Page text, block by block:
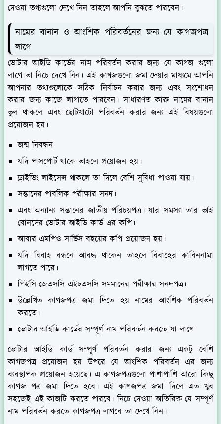
দেওয়া তথ্যগুলো দেখে নিন তাহলে আপনি বুঝতে পারবেন।
নামের বানান ও আংশিক পরিবর্তনের জন্য যে কাগজপত্র
লাগে
ভোটার আইডি কার্ডের নাম পরিবর্তন করার জন্য যে কাগজ গুলো
লাগে তা নিচে দেখে নিন। এই কাগজগুলো জমা দেয়ার মাধ্যমে আপনি
আপনার তথ্যগুলোকে সঠিক নির্বাচন করার জন্য এবং সংশোধন
করার জন্য কাজে লাগাতে পারবেন। সাধারণত কারু নামের বানান
ভুল থাকলে এবং ছোটখাটো পরিবর্তন করার জন্য এই বিষয়গুলো
প্রয়োজন হয়।
জন্ম নিবন্ধন
যদি পাসপোর্ট থাকে তাহলে প্রয়োজন হয়।
ড্রাইভিং লাইসেন্স থাকলে তা দিলে বেশি সুবিধা পাওয়া যায়।
সন্তানের পাবলিক পরীক্ষার সনদ।
এবং অন্যান্য সন্তানের জাতীয় পরিচয়পত্র। যার সমস্যা তার ভাই
বোনদের ভোটার আইডি কার্ড এর কপি।
আবার এমপিও সার্ভিস বইয়ের কপি প্রয়োজন হয়।
যদি বিবাহ বন্ধনে আবদ্ধ থাকেন তাহলে বিবাহের কাবিননামা
লাগতে পারে।
পিইসি জেএসসি এইচএসসি সমমানের পরীক্ষার সনদপত্র।
উল্লেখিত কাগজপত্র জমা দিতে হয় নামের আংশিক পরিবর্তন
করতে।
ভোটার আইডি কার্ডের সম্পূর্ণ নাম পরিবর্তন করতে যা লাগে
ভোটার আইডি কার্ড সম্পূর্ণ পরিবর্তন করার জন্য একটু বেশি
কাগজপত্র প্রয়োজন হয় উপরে যে আংশিক পরিবর্তন এর জন্য
ব্যবস্থাপক প্রয়োজন হয়েছে। এ কাগজপত্রগুলো পাশাপাশি আরো কিছু
কাগজ পত্র জমা দিতে হবে। এই কাগজপত্র জমা দিলে এত খুব
সহজেই এই কাজটি করতে পারবে। নিচে দেওয়া অতিরিক্ত যে সম্পূর্ণ
নাম পরিবর্তন করতে কাগজপত্র লাগবে তা দেখে নিন।